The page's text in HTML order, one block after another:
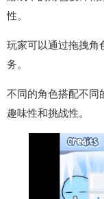
性。
玩家可以通过拖拽角
务。
不同的角色搭配不同
趣味性和挑战性。